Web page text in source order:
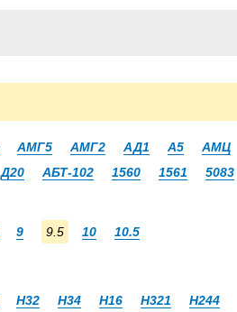
АМГ5 АМГ2 АД1 А5 АМЦ
Д20 АБТ-102 1560 1561 5083
9 9.5 10 10.5
Н32 Н34 Н16 Н321 Н244